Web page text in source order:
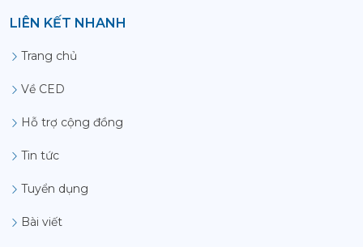
LIÊN KẾT NHANH
Trang chủ
Về CED
Hỗ trợ cộng đồng
Tin tức
Tuyển dụng
Bài viết